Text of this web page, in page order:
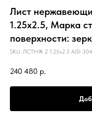
Лист
1.25х2.5, Марка
поверхности:
SKU: ЛСТНЖ 2 1.25х2.5 AISI 304
240 480 р.